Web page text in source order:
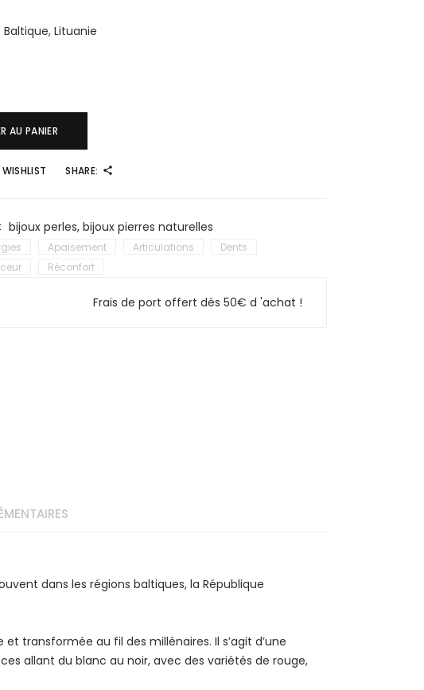
Lituanie
AU PANIER
SHARE:
bijoux perles,bijoux pierres naturelles
Apaisement Articulations
Dents
Réconfort
Frais de port offert dès 50€ d 'achat !
dans les régions baltiques, la République
transformée au fil des millénaires. Il s’agit d’une
allant du blanc au noir, avec des variétés de rouge,